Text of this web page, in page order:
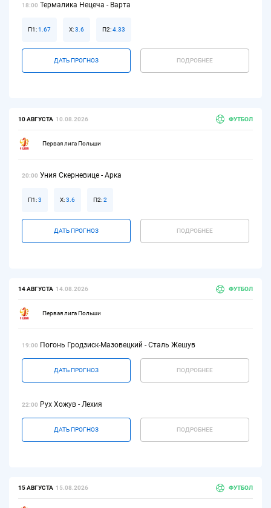
18:00 Термалика Нецеча - Варта
ДАТЬ ПРОГНОЗ
П1:1.67 Х:3.6 П2:4.33
ПОДРОБНЕЕ
10 АВГУСТА 10.08.2026 ФУТБОЛ
Первая лига Польши
20:00 Уния Скерневице - Арка
ДАТЬ ПРОГНОЗ
П1:3 Х:3.6 П2:2
ПОДРОБНЕЕ
14 АВГУСТА 14.08.2026 ФУТБОЛ
Первая лига Польши
19:00 Погонь Гродзиск-Мазовецкий - Сталь Жешув
ДАТЬ ПРОГНОЗ ПОДРОБНЕЕ
22:00 Рух Хожув - Лехия
ДАТЬ ПРОГНОЗ ПОДРОБНЕЕ
15 АВГУСТА 15.08.2026 ФУТБОЛ